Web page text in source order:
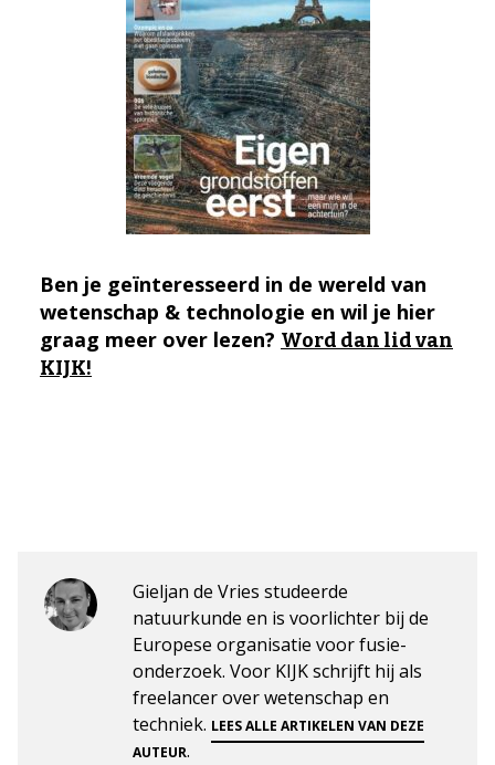
Ben je geïnteresseerd in de wereld van
wetenschap & technologie en wil je hier
graag meer over lezen? Word dan lid van
KIJK!
Gieljan de Vries studeerde
natuurkunde en is voorlichter bij de
Europese organisatie voor fusie-
onderzoek. Voor KIJK schrijft hij als
freelancer over wetenschap en
techniek. LEES ALLE ARTIKELEN VAN DEZE
AUTEUR.